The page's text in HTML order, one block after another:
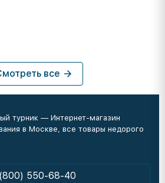
все
турник — Интернет-магазин
в Москве, все товары недорого
550-68-40